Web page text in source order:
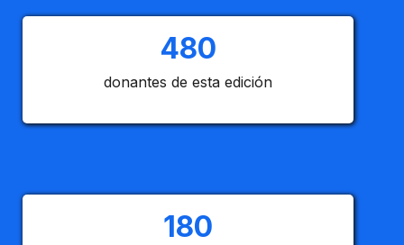
480
donantes de esta edición
180